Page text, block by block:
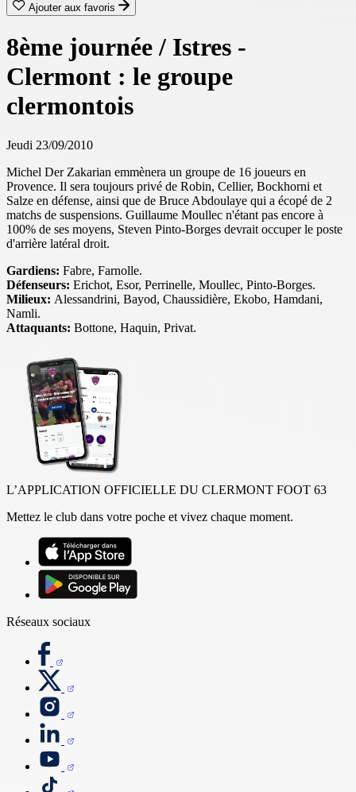
Ajouter aux favoris
8ème journée / Istres -
Clermont : le groupe
clermontois
Jeudi 23/09/2010
Michel Der Zakarian emmènera un groupe de 16 joueurs en
Provence. Il sera toujours privé de Robin, Cellier, Bockhorni et
Salze en défense, ainsi que de Bruce Abdoulaye qui a écopé de 2
matchs de suspensions. Guillaume Moullec n'étant pas encore à
100% de ses moyens, Steven Pinto-Borges devrait occuper le poste
d'arrière latéral droit.
Gardiens: Fabre, Farnolle.
Défenseurs: Erichot, Esor, Perrinelle, Moullec, Pinto-Borges.
Milieux: Alessandrini, Bayod, Chaussidière, Ekobo, Hamdani,
Namli.
Attaquants: Bottone, Haquin, Privat.
L’APPLICATION OFFICIELLE DU CLERMONT FOOT 63
Mettez le club dans votre poche et vivez chaque moment.
Réseaux sociaux